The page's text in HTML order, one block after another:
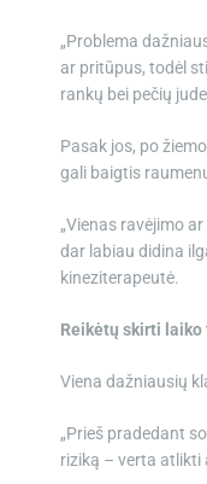
„Problema
ar pritūpus, todėl
rankų bei pečių
Pasak jos, po
gali baigtis
„Vienas ravėjimo
dar labiau didina
kineziterapeutė.
Reikėtų skirti
Viena dažniausių
„Prieš pradedant
riziką – verta atlikti